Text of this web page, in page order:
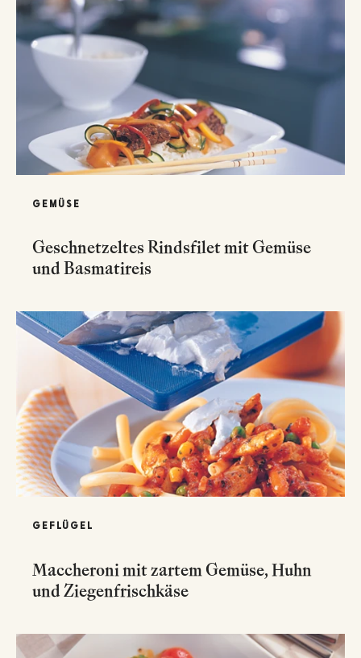
GEMÜSE
Geschnetzeltes Rindsfilet mit Gemüse
und Basmatireis
GEFLÜGEL
Maccheroni mit zartem Gemüse, Huhn
und Ziegenfrischkäse